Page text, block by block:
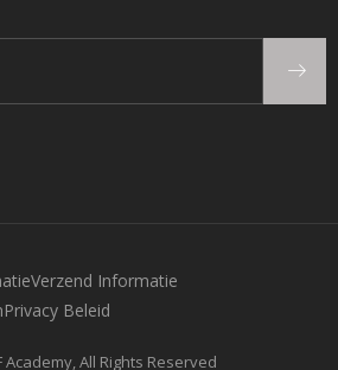
Verzend Informatie
Privacy Beleid
Academy, All Rights Reserved